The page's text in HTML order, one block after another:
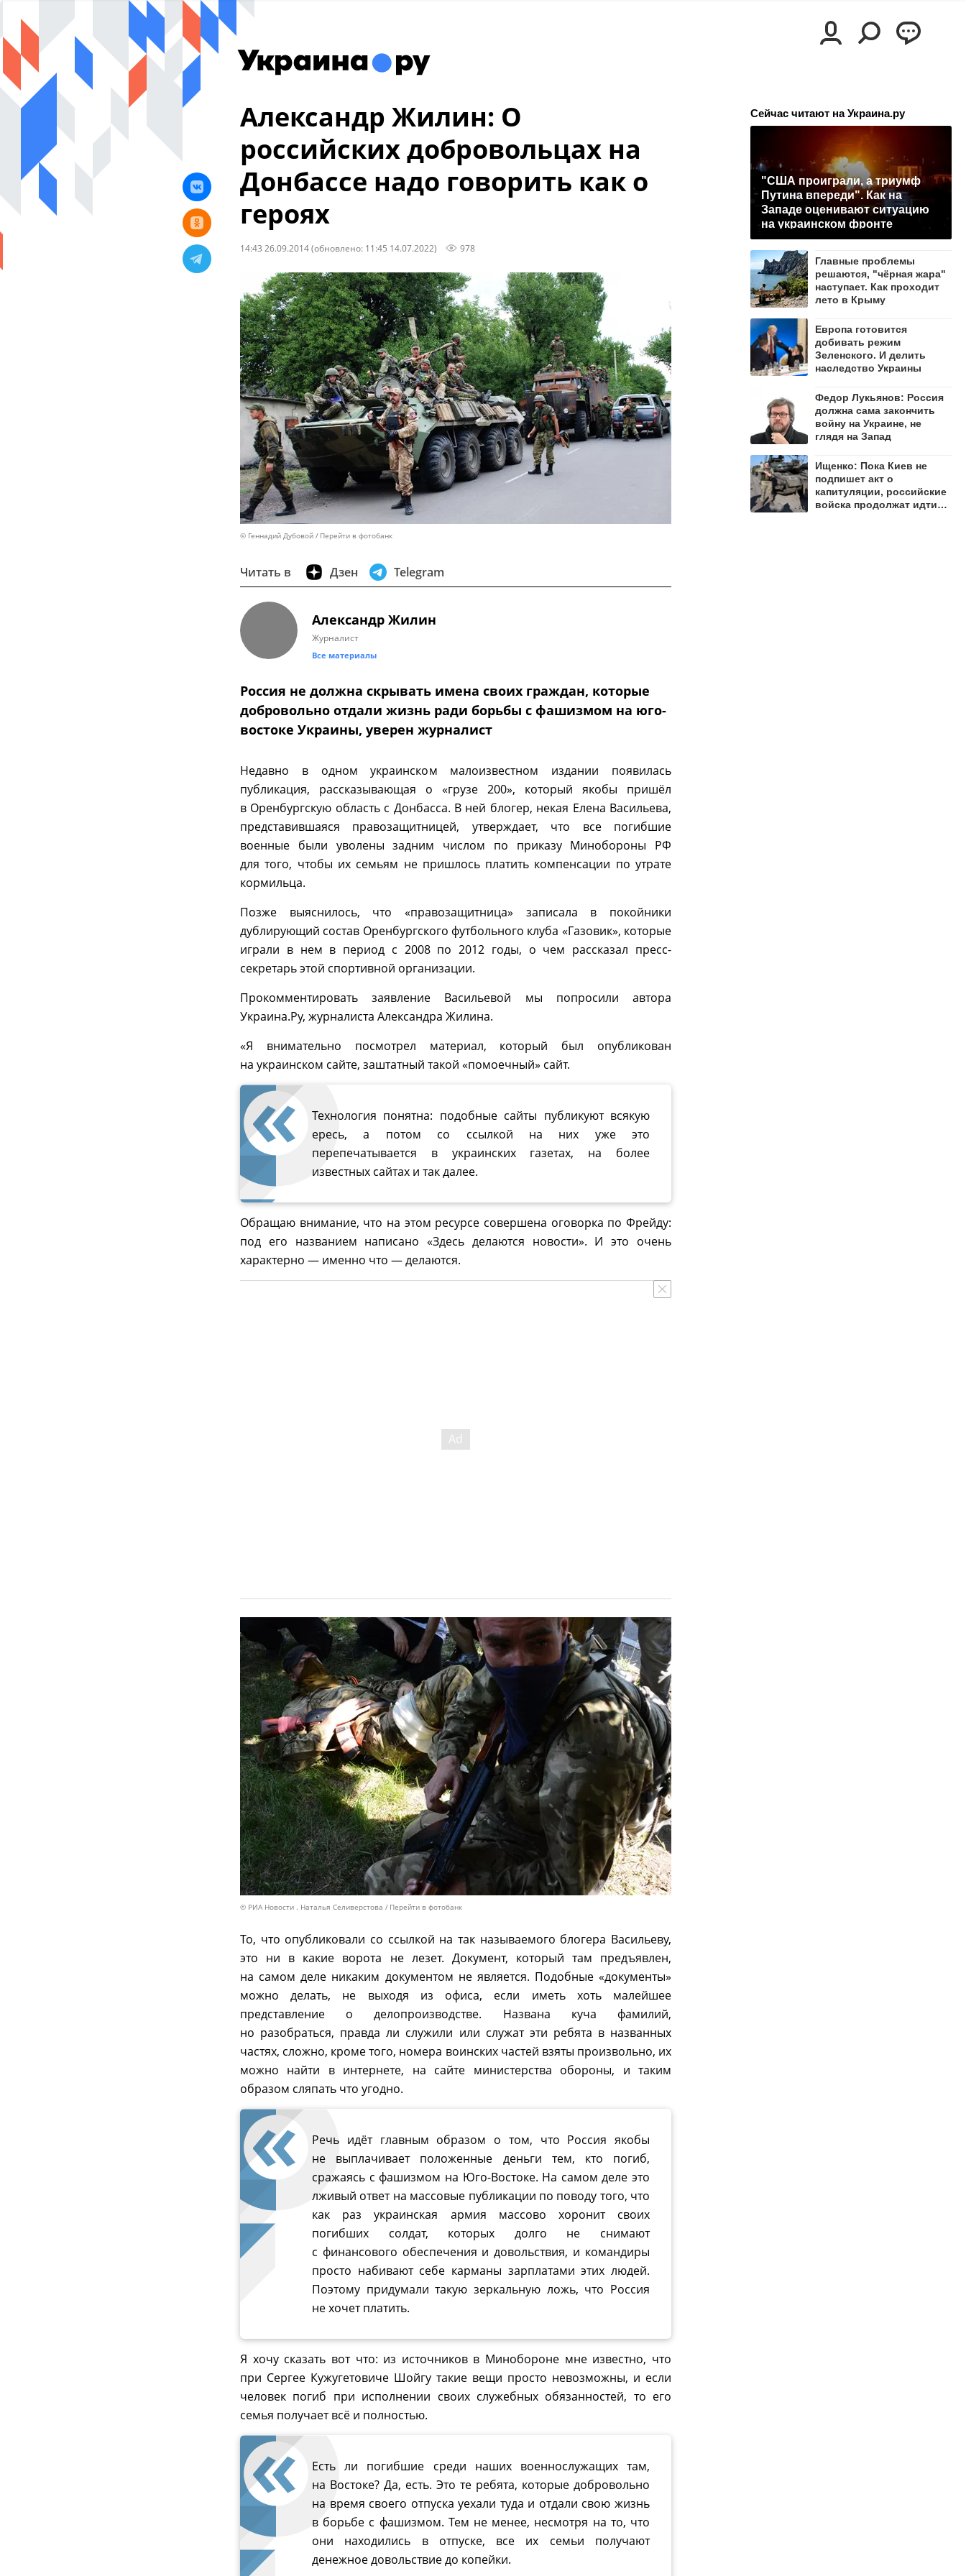
Александр Жилин: О
российских добровольцах на
Донбассе надо говорить как о
героях
14:43 26.09.2014(обновлено: 11:45 14.07.2022) 978
© Геннадий Дубовой Перейти в фотобанк
Читать в Дзен Telegram
Александр Жилин
Журналист
Все материалы
Россия не должна скрывать имена своих граждан, которые
добровольно отдали жизнь ради борьбы с фашизмом на юго-
востоке Украины, уверен журналист
Недавно в одном украинском малоизвестном издании появилась
публикация, рассказывающая о «грузе 200», который якобы пришёл
в Оренбургскую область с Донбасса. В ней блогер, некая Елена Васильева,
представившаяся правозащитницей, утверждает, что все погибшие
военные были уволены задним числом по приказу Минобороны РФ
для того, чтобы их семьям не пришлось платить компенсации по утрате
кормильца.
Позже выяснилось, что «правозащитница» записала в покойники
дублирующий состав Оренбургского футбольного клуба «Газовик», которые
играли в нем в период с 2008 по 2012 годы, о чем рассказал пресс-
секретарь этой спортивной организации.
Прокомментировать заявление Васильевой мы попросили автора
Украина.Ру, журналиста Александра Жилина.
«Я внимательно посмотрел материал, который был опубликован
на украинском сайте, заштатный такой «помоечный» сайт.
Технология понятна: подобные сайты публикуют всякую
ересь, а потом со ссылкой на них уже это
перепечатывается в украинских газетах, на более
известных сайтах и так далее.
Обращаю внимание, что на этом ресурсе совершена оговорка по Фрейду:
под его названием написано «Здесь делаются новости». И это очень
характерно — именно что — делаются.
© РИА Новости . Наталья Селиверстова Перейти в фотобанк
То, что опубликовали со ссылкой на так называемого блогера Васильеву,
это ни в какие ворота не лезет. Документ, который там предъявлен,
на самом деле никаким документом не является. Подобные «документы»
можно делать, не выходя из офиса, если иметь хоть малейшее
представление о делопроизводстве. Названа куча фамилий,
но разобраться, правда ли служили или служат эти ребята в названных
частях, сложно, кроме того, номера воинских частей взяты произвольно, их
можно найти в интернете, на сайте министерства обороны, и таким
образом сляпать что угодно.
Речь идёт главным образом о том, что Россия якобы
не выплачивает положенные деньги тем, кто погиб,
сражаясь с фашизмом на Юго-Востоке. На самом деле это
лживый ответ на массовые публикации по поводу того, что
как раз украинская армия массово хоронит своих
погибших солдат, которых долго не снимают
с финансового обеспечения и довольствия, и командиры
просто набивают себе карманы зарплатами этих людей.
Поэтому придумали такую зеркальную ложь, что Россия
не хочет платить.
Я хочу сказать вот что: из источников в Минобороне мне известно, что
при Сергее Кужугетовиче Шойгу такие вещи просто невозможны, и если
человек погиб при исполнении своих служебных обязанностей, то его
семья получает всё и полностью.
Есть ли погибшие среди наших военнослужащих там,
на Востоке? Да, есть. Это те ребята, которые добровольно
на время своего отпуска уехали туда и отдали свою жизнь
в борьбе с фашизмом. Тем не менее, несмотря на то, что
они находились в отпуске, все их семьи получают
денежное довольствие до копейки.
Сейчас читают на Украина.ру
"США проиграли, а триумф
Путина впереди". Как на
Западе оценивают ситуацию
на украинском фронте
Главные проблемы
решаются, "чёрная жара"
наступает. Как проходит
лето в Крыму
Европа готовится
добивать режим
Зеленского. И делить
наследство Украины
Федор Лукьянов: Россия
должна сама закончить
войну на Украине, не
глядя на Запад
Ищенко: Пока Киев не
подпишет акт о
капитуляции, российские
войска продолжат идти